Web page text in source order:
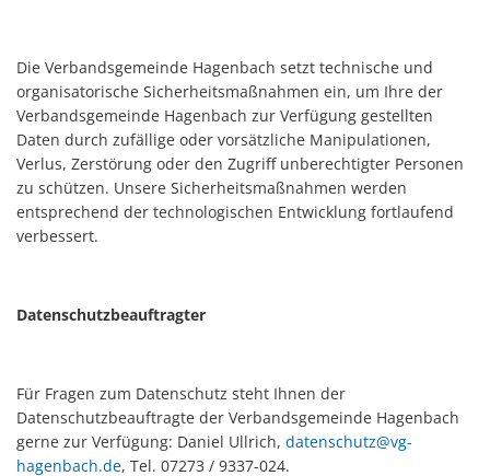
Die Verbandsgemeinde Hagenbach setzt technische und
organisatorische Sicherheitsmaßnahmen ein, um Ihre der
Verbandsgemeinde Hagenbach zur Verfügung gestellten
Daten durch zufällige oder vorsätzliche Manipulationen,
Verlus, Zerstörung oder den Zugriff unberechtigter Personen
zu schützen. Unsere Sicherheitsmaßnahmen werden
entsprechend der technologischen Entwicklung fortlaufend
verbessert.
Datenschutzbeauftragter
Für Fragen zum Datenschutz steht Ihnen der
Datenschutzbeauftragte der Verbandsgemeinde Hagenbach
gerne zur Verfügung: Daniel Ullrich, datenschutz@vg-
hagenbach.de, Tel. 07273 / 9337-024.